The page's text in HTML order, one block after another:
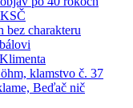
bez charakteru
klamstvo č. 37
Beďač nič